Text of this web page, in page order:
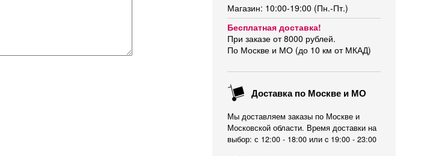
Магазин: 10:00-19:00 (Пн.-Пт.)
Бесплатная доставка!
При заказе от 8000 рублей.
По Москве и МО (до 10 км от МКАД)
Доставка по Москве и МО
Мы доставляем заказы по Москве и
Московской области. Время доставки на
выбор: с 12:00 - 18:00 или c 19:00 - 23:00